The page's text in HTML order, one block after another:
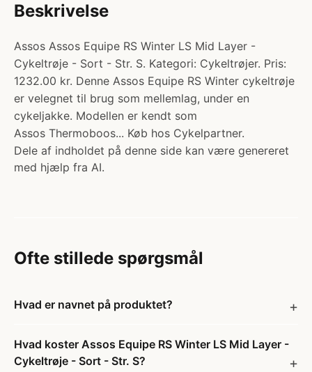
Beskrivelse
Assos Assos Equipe RS Winter LS Mid Layer -
Cykeltrøje - Sort - Str. S. Kategori: Cykeltrøjer. Pris:
1232.00 kr. Denne Assos Equipe RS Winter cykeltrøje
er velegnet til brug som mellemlag, under en
cykeljakke. Modellen er kendt som
Assos Thermoboos... Køb hos Cykelpartner.
Dele af indholdet på denne side kan være genereret
med hjælp fra AI.
Ofte stillede spørgsmål
Hvad er navnet på produktet?
Hvad koster Assos Equipe RS Winter LS Mid Layer -
Cykeltrøje - Sort - Str. S?